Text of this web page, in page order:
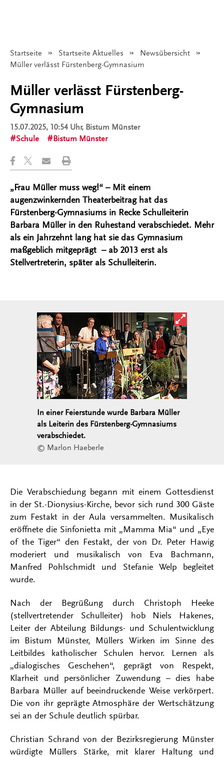
Startseite Startseite Aktuelles
Newsübersicht
Angezeigt:
Müller verlässt Fürstenberg-Gymnasium
Müller verlässt Fürstenberg-
Gymnasium
15.07.2025, 10:54 Uhr, Bistum Münster
Schule
Bistum Münster
„Frau Müller muss weg!“ – Mit einem
augenzwinkernden Theaterbeitrag hat das
Fürstenberg-Gymnasiums in Recke Schulleiterin
Barbara Müller in den Ruhestand verabschiedet. Mehr
als ein Jahrzehnt lang hat sie das Gymnasium
maßgeblich mitgeprägt – ab 2013 erst als
Stellvertreterin, später als Schulleiterin.
Bild in
In einer Feierstunde wurde Barbara Müller
als Leiterin des Fürstenberg-Gymnasiums
verabschiedet.
© Marlon Haeberle
Die Verabschiedung begann mit einem Gottesdienst
in der St.-Dionysius-Kirche, bevor sich rund 300 Gäste
zum Festakt in der Aula versammelten. Musikalisch
eröffnete die Sinfonietta mit „Mamma Mia“ und „Eye
of the Tiger“ den Festakt, der von Dr. Peter Hawig
moderiert und musikalisch von Eva Bachmann,
Manfred Pohlschmidt und Stefanie Welp begleitet
wurde.
Nach der Begrüßung durch Christoph Heeke
(stellvertretender Schulleiter) hob Niels Hakenes,
Leiter der Abteilung Bildungs- und Schulentwicklung
im Bistum Münster, Müllers Wirken im Sinne des
Leitbildes katholischer Schulen hervor. Lernen als
„dialogisches Geschehen“, geprägt von Respekt,
Klarheit und persönlicher Zuwendung – dies habe
Barbara Müller auf beeindruckende Weise verkörpert.
Die von ihr geprägte Atmosphäre der Wertschätzung
sei an der Schule deutlich spürbar.
Christian Schrand von der Bezirksregierung Münster
würdigte Müllers Stärke, mit klarer Haltung und